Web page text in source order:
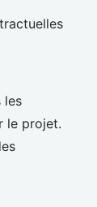
les
le projet.